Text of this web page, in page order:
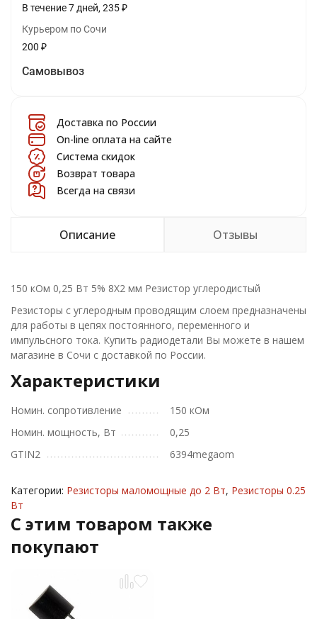
В течение7 дней 235₽
Курьером по Сочи
200 ₽
Самовывоз
Доставка по России
On-line оплата на сайте
Система скидок
Возврат товара
Всегда на связи
Описание Отзывы
150 кОм 0,25 Вт 5% 8X2 мм Резистор углеродистый
Резисторы с углеродным проводящим слоем предназначены
для работы в цепях постоянного, переменного и
импульсного тока. Купить радиодетали Вы можете в нашем
магазине в Сочи с доставкой по России.
Характеристики
Номин. сопротивление
150 кОм
Номин. мощность, Вт
0,25
GTIN2
6394megaom
Категории: Резисторы маломощные до 2 Вт, Резисторы 0.25
Вт
C этим товаром также
покупают